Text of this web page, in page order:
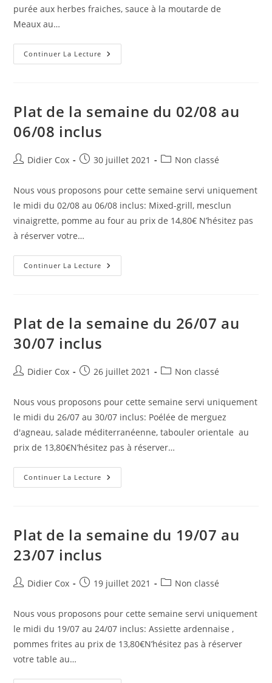
purée aux herbes fraiches, sauce à la moutarde de
Meaux au…
Continuer La Lecture
Plat de la semaine du 02/08 au
06/08 inclus
Didier Cox 30 juillet 2021 Non classé
Nous vous proposons pour cette semaine servi uniquement
le midi du 02/08 au 06/08 inclus: Mixed-grill, mesclun
vinaigrette, pomme au four au prix de 14,80€ N’hésitez pas
à réserver votre…
Continuer La Lecture
Plat de la semaine du 26/07 au
30/07 inclus
Didier Cox 26 juillet 2021 Non classé
Nous vous proposons pour cette semaine servi uniquement
le midi du 26/07 au 30/07 inclus: Poélée de merguez
d'agneau, salade méditerranéenne, tabouler orientale au
prix de 13,80€N’hésitez pas à réserver…
Continuer La Lecture
Plat de la semaine du 19/07 au
23/07 inclus
Didier Cox 19 juillet 2021 Non classé
Nous vous proposons pour cette semaine servi uniquement
le midi du 19/07 au 24/07 inclus: Assiette ardennaise ,
pommes frites au prix de 13,80€N’hésitez pas à réserver
votre table au…